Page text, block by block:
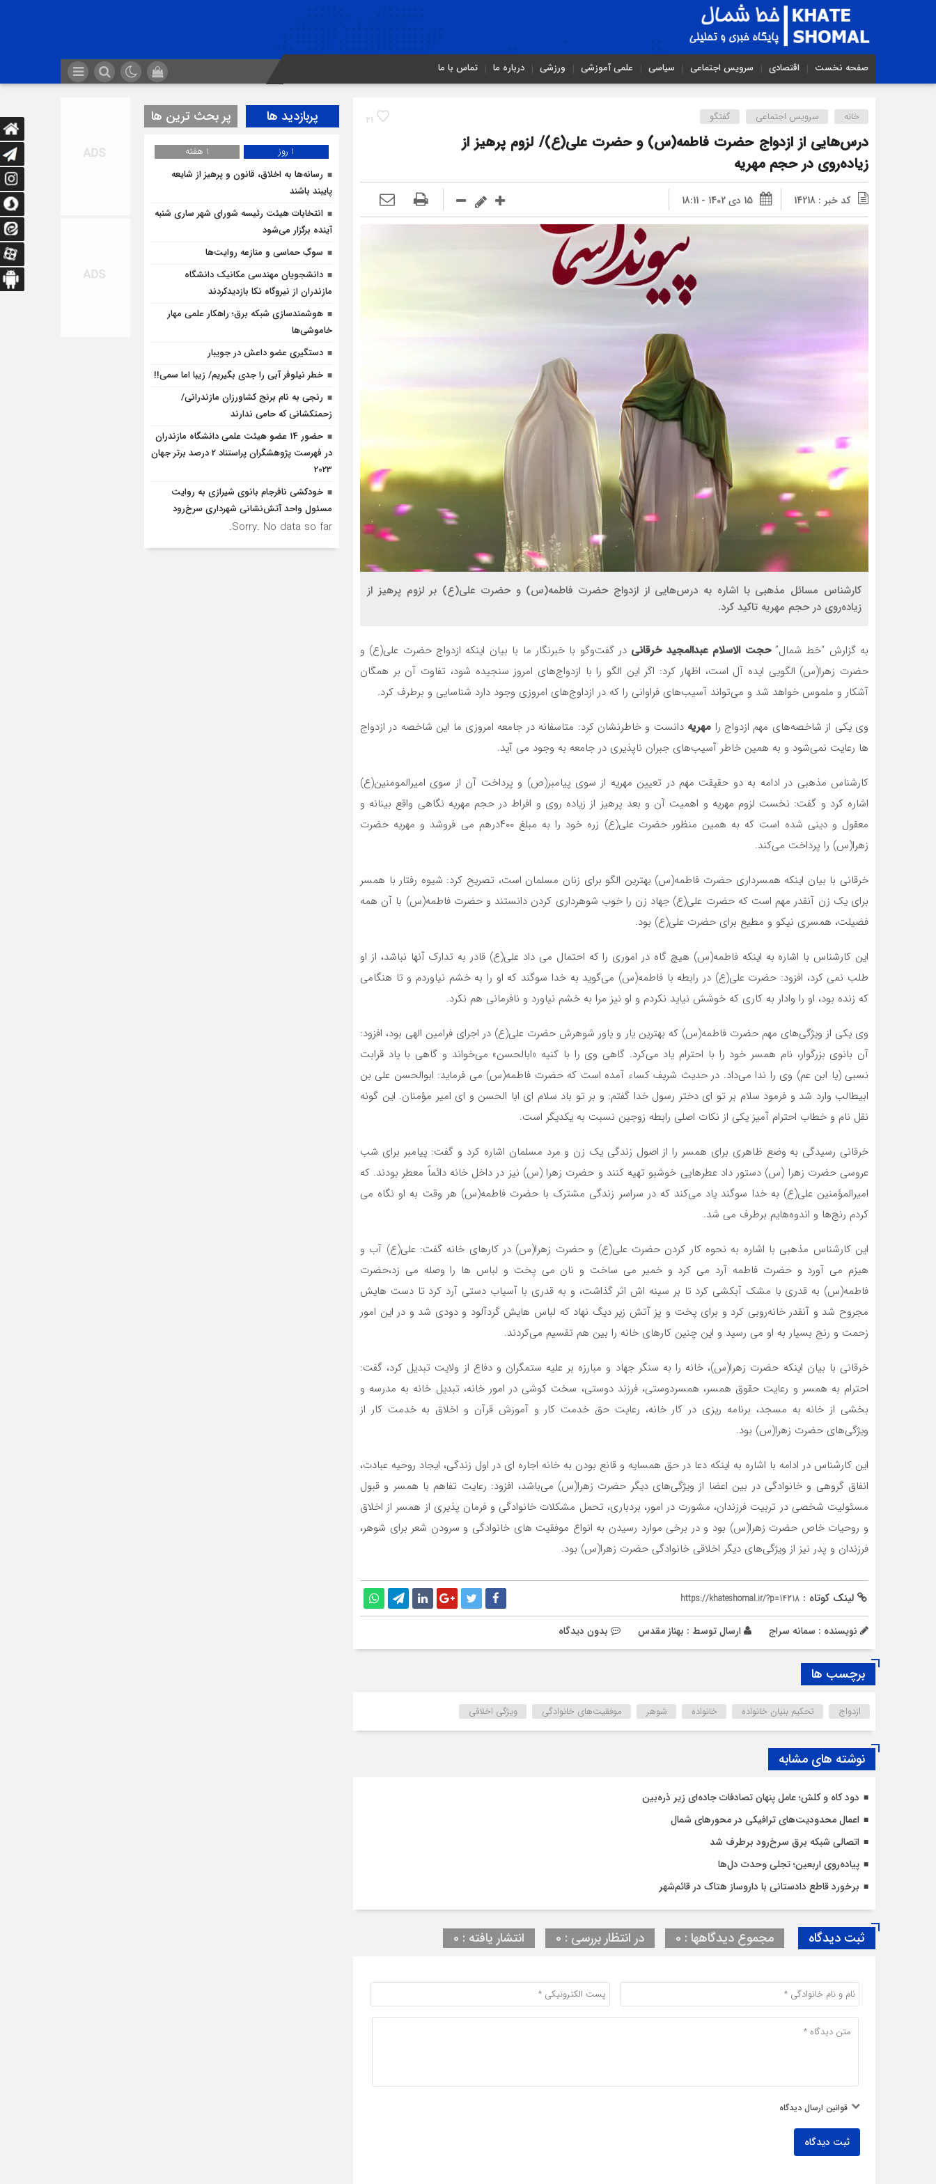
صفحه نخست اقتصادی سرویس اجتماعی سیاسی علمی آموزشی ورزشی درباره ما تماس با ما
21 خانه سرویس اجتماعی گفتگو
درس‌هایی از ازدواج حضرت فاطمه(س) و حضرت علی(ع)/ لزوم پرهیز از
زیاده‌روی در حجم مهریه
کد خبر : 14218 15 دی 1402 - 18:11
کارشناس مسائل مذهبی با اشاره به درس‌هایی از ازدواج حضرت فاطمه(س) و حضرت علی(ع) بر لزوم پرهیز از
زیاده‌روی در حجم مهریه تاکید کرد.
به گزارش “خط شمال”حجت الاسلام عبدالمجید خرقانی در گفت‌وگو با خبرنگار ما با بیان اینکه ازدواج حضرت علی(ع) و
حضرت زهرا(س) الگویی ایده آل است، اظهار کرد: اگر این الگو را با ازدواج‌های امروز سنجیده شود، تفاوت آن بر همگان
آشکار و ملموس خواهد شد و می‌تواند آسیب‌های فراوانی را که در ازداوج‌های امروزی وجود دارد شناسایی و برطرف کرد.
وی یکی از شاخصه‌های مهم ازدواج را مهریه دانست و خاطرنشان کرد: متاسفانه در جامعه امروزی ما این شاخصه در ازدواج
ها رعایت نمی‌شود و به همین خاطر آسیب‌های جبران ناپذیری در جامعه به وجود می آید.
کارشناس مذهبی در ادامه به دو حقیقت مهم در تعیین مهریه از سوی پیامبر(ص) و پرداخت آن از سوی امیرالمومنین(ع)
اشاره کرد و گفت: نخست لزوم مهریه و اهمیت آن و بعد پرهیز از زیاده روی و افراط در حجم مهریه نگاهی واقع بینانه و
معقول و دینی شده است که به همین منظور حضرت علی(ع) زره خود را به مبلغ ۴۰۰درهم می فروشد و مهریه حضرت
زهرا(س) را پرداخت می‌کند.
خرقانی با بیان اینکه همسرداری حضرت فاطمه(س) بهترین الگو برای زنان مسلمان است، تصریح کرد: شیوه رفتار با همسر
برای یک زن آنقدر مهم است که حضرت علی(ع) جهاد زن را خوب شوهرداری کردن دانستند و حضرت فاطمه(س) با آن همه
فضیلت، همسری نیکو و مطیع برای حضرت علی(ع) بود.
این کارشناس با اشاره به اینکه فاطمه(س) هیچ گاه در اموری را که احتمال می داد علی(ع) قادر به تدارک آنها نباشد، از او
طلب نمی کرد، افزود: حضرت علی(ع) در رابطه با فاطمه(س) می‌گوید به خدا سوگند که او را به خشم نیاوردم و تا هنگامی
که زنده بود، او را وادار به کاری که خوشش نیاید نکردم و او نیز مرا به خشم نیاورد و نافرمانی هم نکرد.
وی یکی از ویژگی‌های مهم حضرت فاطمه(س) که بهترین یار و یاور شوهرش حضرت علی(ع) در اجرای فرامین الهی بود، افزود:
آن بانوی بزرگوار، نام همسر خود را با احترام یاد می‌کرد. گاهی وی را با کنیه «ابالحسن» می‌خواند و گاهی با یاد قرابت
نسبی (یا ابن عم) وی را ندا می‌داد. در حدیث شریف کساء آمده است که حضرت فاطمه(س) می فرماید: ابوالحسن على بن
ابیطالب وارد شد و فرمود سلام بر تو اى دختر رسول خدا گفتم: و بر تو باد سلام اى ابا الحسن و اى امیر مؤمنان. این گونه
نقل نام و خطاب احترام آمیز یکی از نکات اصلی رابطه زوجین نسبت به یکدیگر است.
خرقانی رسیدگی به وضع ظاهری برای همسر را از اصول زندگی یک زن و مرد مسلمان اشاره کرد و گفت: پیامبر برای شب
عروسی حضرت زهرا (س) دستور داد عطرهایی خوشبو تهیه کنند و حضرت زهرا (س) نیز در داخل خانه دائماً معطر بودند. که
امیرالمؤمنین علی(ع) به خدا سوگند یاد می‌کند که در سراسر زندگی مشترک با حضرت فاطمه(س) هر وقت به او نگاه می
کردم رنج‌ها و اندوه‌هایم برطرف می شد.
این کارشناس مذهبی با اشاره به نحوه کار کردن حضرت علی(ع) و حضرت زهرا(س) در کارهای خانه گفت: علی(ع) آب و
هیزم می آورد و حضرت فاطمه آرد می کرد و خمیر می ساخت و نان می پخت و لباس ها را وصله می زد،حضرت
فاطمه(س) به قدری با مشک آبکشی کرد تا بر سینه اش اثر گذاشت، و به قدری با آسیاب دستی آرد کرد تا دست هایش
مجروح شد و آنقدر خانه‌روبی کرد و برای پخت و پز آتش زیر دیگ نهاد که لباس هایش گردآلود و دودی شد و در این امور
زحمت و رنج بسیار به او می رسید و این چنین کارهای خانه را بین هم تقسیم می‌کردند.
خرقانی با بیان اینکه حضرت زهرا(س)، خانه را به سنگر جهاد و مبارزه بر علیه ستمگران و دفاع از ولایت تبدیل کرد، گفت:
احترام به همسر و رعایت حقوق همسر، همسردوستی، فرزند دوستی، سخت کوشی در امور خانه، تبدیل خانه به مدرسه و
بخشی از خانه به مسجد، برنامه ریزی در کار خانه، رعایت حق خدمت کار و آموزش قرآن و اخلاق به خدمت کار از
ویژگی‌های حضرت زهرا(س) بود.
این کارشناس در ادامه با اشاره به اینکه دعا در حق همسایه و قانع بودن به خانه اجاره ای در اول زندگی، ایجاد روحیه عبادت،
انفاق گروهی و خانوادگی در بین اعضا از ویژگی‌های دیگر حضرت زهرا(س) می‌باشد، افزود: رعایت تفاهم با همسر و قبول
مسئولیت شخصی در تربیت فرزندان، مشورت در امور، بردباری، تحمل مشکلات خانوادگی و فرمان پذیری از همسر از اخلاق
و روحیات خاص حضرت زهرا(س) بود و در برخی موارد رسیدن به انواع موفقیت های خانوادگی و سرودن شعر برای شوهر،
فرزندان و پدر نیز از ویژگی‌های دیگر اخلاقی خانوادگی حضرت زهرا(س) بود.
لینک کوتاه : https://khateshomal.ir/?p=14218
نویسنده : سمانه سراج ارسال توسط : بهناز مقدس بدون دیدگاه
برچسب ها
ازدواج تحکیم بنیان خانواده خانواده شوهر موفقیت‌های خانوادگی ویژگی اخلاقی
نوشته های مشابه
دود کاه و کلش؛ عامل پنهان تصادفات جاده‌ای زیر ذره‌بین
اعمال محدودیت‌‌های ترافیکی در محورهای شمال
اتصالی شبکه برق سرخ‌رود برطرف شد
پیاده‌روی اربعین؛ تجلی وحدت دل‌ها
برخورد قاطع دادستانی با داروساز هتاک در قائم‌شهر
ثبت دیدگاه مجموع دیدگاهها : 0 در انتظار بررسی : 0 انتشار یافته : 0
قوانین ارسال دیدگاه
ثبت دیدگاه
پربازدید ها پر بحث ترین ها
1 روز
1 هفته
رسانه‌ها به اخلاق، قانون و پرهیز از شایعه
پایبند باشند
انتخابات هیئت رئیسه شورای شهر ساری شنبه
آینده برگزار می‌شود
سوگِ حماسی و منازعه روایت‌ها
دانشجویان مهندسی مکانیک دانشگاه
مازندران از نيروگاه نکا بازديدكردند
هوشمندسازی شبکه برق؛ راهکار علمی مهار
خاموشی‌ها
دستگیری عضو داعش در جویبار
خطر نیلوفر آبی را جدی بگیریم/ زیبا اما سمی!!
رنجی به نام برنج کشاورزان مازندرانی/
زحمتکشانی که حامی ندارند
حضور 14 عضو هیئت علمی دانشگاه مازندران
در فهرست پژوهشگران پراستناد 2 درصد برتر جهان
2023
خودکشی نافرجام بانوی شیرازی به روایت
مسئول واحد آتش‌نشانی شهرداری سرخ‌رود
Sorry. No data so far.